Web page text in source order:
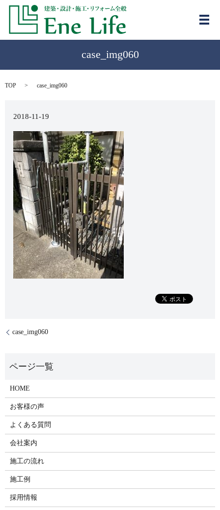
メ
case_img060
TOP case_img060
2018-11-19
case_img060
HOME
お客様の声
よくある質問
会社案内
施工の流れ
施工例
採用情報